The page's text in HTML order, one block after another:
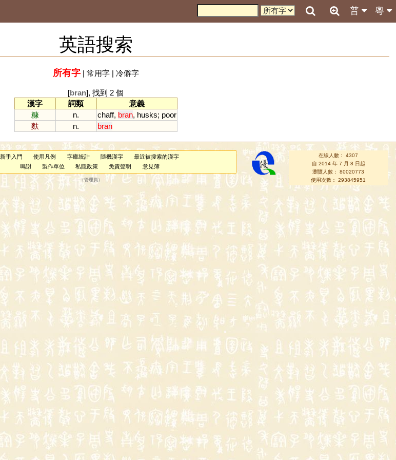
粵
普
英語搜索
所有字| 常用字| 冷僻字
[bran], 找到 2 個
漢字
詞類
意義
糠
n. chaff, bran, husks; poor
麩
n. bran
新手入門 使用凡例 字庫統計 隨機漢字
最近被搜索的漢字
鳴謝
製作單位 私隱政策 免責聲明 意見簿
（管理員 ）
在線人數： 4307
自 2014 年 7 月 8 日起
瀏覽人數： 80020773
使用次數： 293845951